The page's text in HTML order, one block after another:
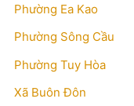
Phường Ea Kao
Phường Sông Cầu
Phường Tuy Hòa
Xã Buôn Đôn